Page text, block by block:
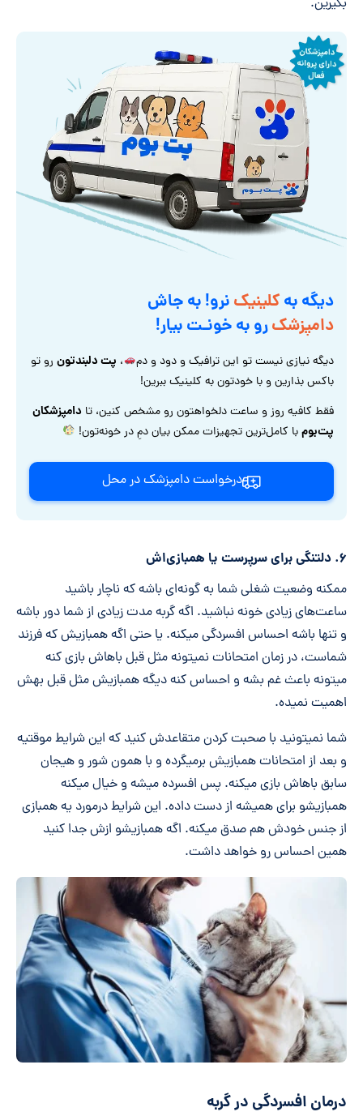
بگیرین.
دیگه بهکلینیکنرو! به جاش
دامپزشکرو به خونـت بیار!
دیگه نیازی نیست تو این ترافیک و دود و دم ، پت دلبندتونرو تو
باکس بذارین و با خودتون به کلینیک ببرین!
فقط کافیه روز و ساعت دلخواهتون رو مشخص کنین، تا دامپزشکان
پت‌بومبا کامل‌ترین تجهیزات ممکن بیان دمِ در خونه‌تون!
درخواست دامپزشک در محل
۶. دلتنگی برای سرپرست یا همبازی‌اش
ممکنه وضعیت شغلی شما به گونه‌ای باشه که ناچار باشید
ساعت‌های زیادی خونه نباشید. اگه گربه مدت زیادی از شما دور باشه
و تنها باشه احساس افسردگی میکنه. یا حتی اگه همبازیش که فرزند
شماست، در زمان امتحانات نمیتونه مثل قبل باهاش بازی کنه
میتونه باعث غم بشه و احساس کنه دیگه همبازیش مثل قبل بهش
اهمیت نمیده.
شما نمیتونید با صحبت کردن متقاعدش کنید که این شرایط موقتیه
و بعد از امتحانات همبازیش برمیگرده و با همون شور و هیجان
سابق باهاش بازی میکنه. پس افسرده میشه و خیال میکنه
همبازیشو برای همیشه از دست داده. این شرایط درمورد یه همبازی
از جنس خودش هم صدق میکنه. اگه همبازیشو ازش جدا کنید
همین احساس رو خواهد داشت.
درمان افسردگی در گربه